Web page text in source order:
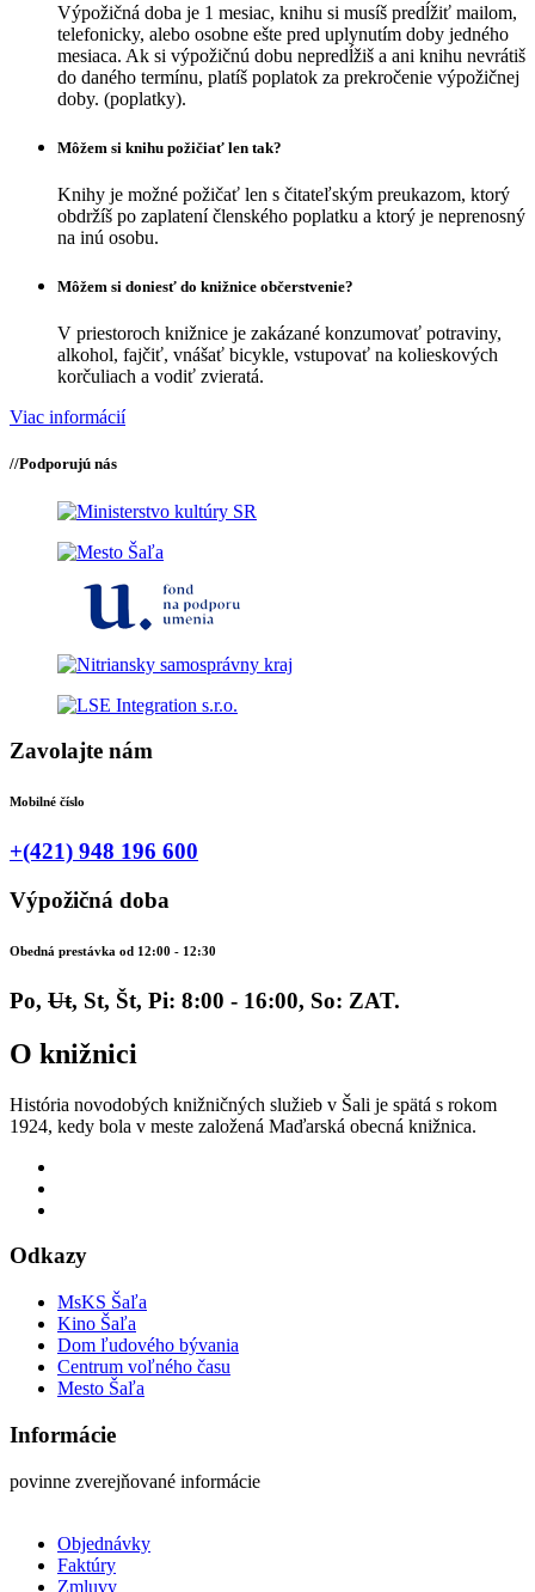
Výpožičná doba je 1 mesiac, knihu si musíš predĺžiť mailom,
telefonicky, alebo osobne ešte pred uplynutím doby jedného
mesiaca. Ak si výpožičnú dobu nepredĺžiš a ani knihu nevrátiš
do daného termínu, platíš poplatok za prekročenie výpožičnej
doby. (poplatky).
Môžem si knihu požičiať len tak?
Knihy je možné požičať len s čitateľským preukazom, ktorý
obdržíš po zaplatení členského poplatku a ktorý je neprenosný
na inú osobu.
Môžem si doniesť do knižnice občerstvenie?
V priestoroch knižnice je zakázané konzumovať potraviny,
alkohol, fajčiť, vnášať bicykle, vstupovať na kolieskových
korčuliach a vodiť zvieratá.
Viac informácií
//Podporujú nás
Zavolajte nám
Mobilné číslo
+(421) 948 196 600
Výpožičná doba
Obedná prestávka od 12:00 - 12:30
Po, Ut, St, Št, Pi: 8:00 - 16:00, So: ZAT.
O knižnici
História novodobých knižničných služieb v Šali je spätá s rokom
1924, kedy bola v meste založená Maďarská obecná knižnica.
Odkazy
MsKS Šaľa
Kino Šaľa
Dom ľudového bývania
Centrum voľného času
Mesto Šaľa
Informácie
povinne zverejňované informácie
Objednávky
Faktúry
Zmluvy